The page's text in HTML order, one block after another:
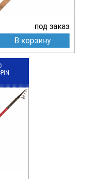
под заказ
В корзину